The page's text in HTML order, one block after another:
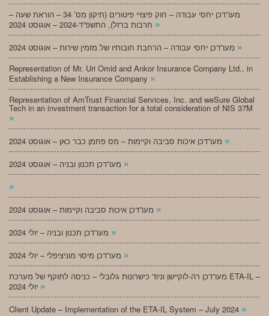
מעו”דכן יחסי עבודה – חוק פיצויי פיטורים (תיקון מס’ 34 – הוראת שעה –
»
»
Representation of Mr. Uri Omid and Ankor Insurance Company Ltd., in
Establishing a New Insurance Company »
Representation of AmTrust Financial Services, Inc. and weSure Global
Tech in an investment transaction for a total consideration of NIS 37M
»
»
»
»
»
»
»
מעו”דכן רה-לוקיישן וניוד כישרונות גלובלי – כניסה לתוקף של מערכת ETA-IL –
»
Client Update – Implementation of the ETA-IL System – July 2024 »